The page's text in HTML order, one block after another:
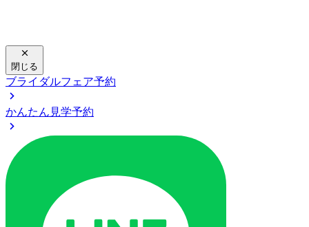
閉じる
ブライダルフェア予約
かんたん見学予約